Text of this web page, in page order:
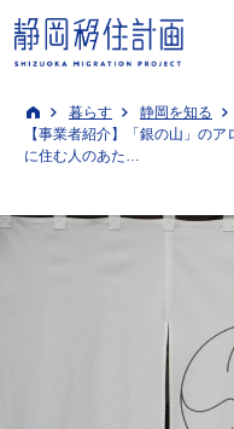
暮らす
静岡を知る
【事業者紹介】「銀の山」の
に住む人のあた…